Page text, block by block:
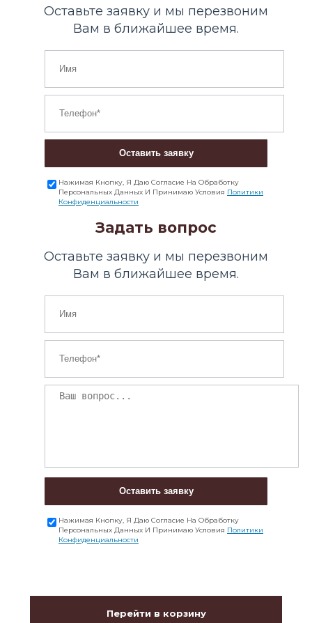
Оставьте заявку и мы перезвоним
Вам в ближайшее время.
Оставить заявку
Нажимая Кнопку, Я Даю Согласие На Обработку
Персональных Данных И Принимаю Условия Политики
Конфиденциальности
Задать вопрос
Оставьте заявку и мы перезвоним
Вам в ближайшее время.
Оставить заявку
Нажимая Кнопку, Я Даю Согласие На Обработку
Персональных Данных И Принимаю Условия Политики
Конфиденциальности
Перейти в корзину